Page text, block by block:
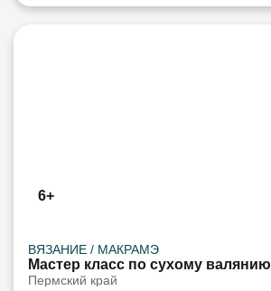
6+
ВЯЗАНИЕ / МАКРАМЭ
Мастер класс по сухому валянию
Пермский край